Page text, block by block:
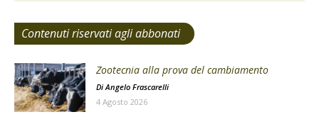
Contenuti riservati agli abbonati
Zootecnia alla prova del cambiamento
DiAngelo Frascarelli
4 Agosto 2026